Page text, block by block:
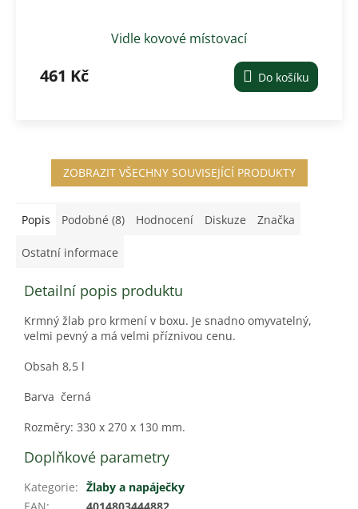
Vidle kovové místovací
461 Kč Do košíku
ZOBRAZIT VŠECHNY SOUVISEJÍCÍ PRODUKTY
Popis Podobné (8) Hodnocení Diskuze Značka
Ostatní informace
Detailní popis produktu
Krmný žlab pro krmení v boxu. Je snadno omyvatelný,
velmi pevný a má velmi příznivou cenu.
Obsah 8,5 l
Barva černá
Rozměry: 330 x 270 x 130 mm.
Doplňkové parametry
Kategorie: Žlaby a napáječky